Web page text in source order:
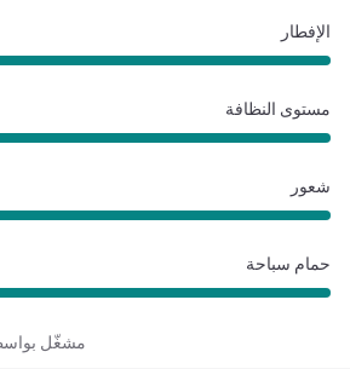
الإفطار
مستوى النظافة
شعور
حمام سباحة
مشغّل